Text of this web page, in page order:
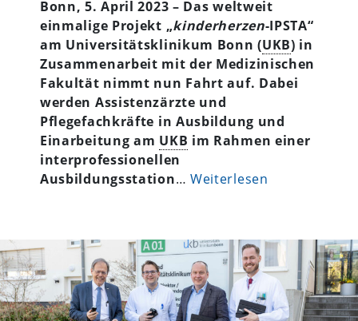
Bonn, 5. April 2023 – Das weltweit
einmalige Projekt „kinderherzen-IPSTA“
am Universitätsklinikum Bonn (UKB) in
Zusammenarbeit mit der Medizinischen
Fakultät nimmt nun Fahrt auf. Dabei
werden Assistenzärzte und
Pflegefachkräfte in Ausbildung und
Einarbeitung am UKB im Rahmen einer
interprofessionellen
Ausbildungsstation… Weiterlesen